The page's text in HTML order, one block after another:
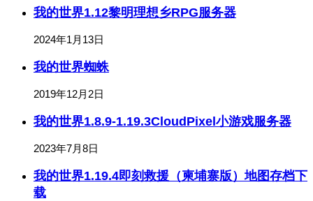
我的世界1.12黎明理想乡RPG服务器
2024年1月13日
我的世界蜘蛛
2019年12月2日
我的世界1.8.9-1.19.3CloudPixel小游戏服务器
2023年7月8日
我的世界1.19.4即刻救援（柬埔寨版）地图存档下
载